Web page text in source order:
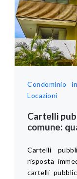
Condominio
Locazioni
Cartelli
comune:
Cartelli
risposta
cartelli